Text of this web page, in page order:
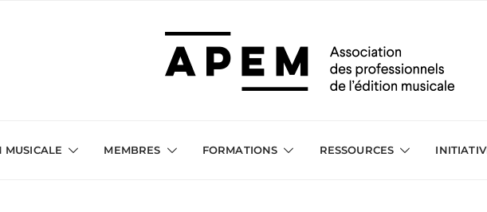
MUSICALE MEMBRES FORMATIONS RESSOURCES